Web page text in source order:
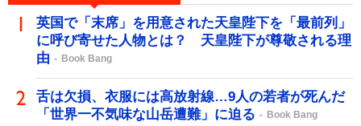
英国で「末席」を用意された天皇陛下を「最前列」
に呼び寄せた人物とは？ 天皇陛下が尊敬される理
由
Book Bang
舌は欠損、衣服には高放射線…9人の若者が死んだ
「世界一不気味な山岳遭難」に迫る
Book Bang